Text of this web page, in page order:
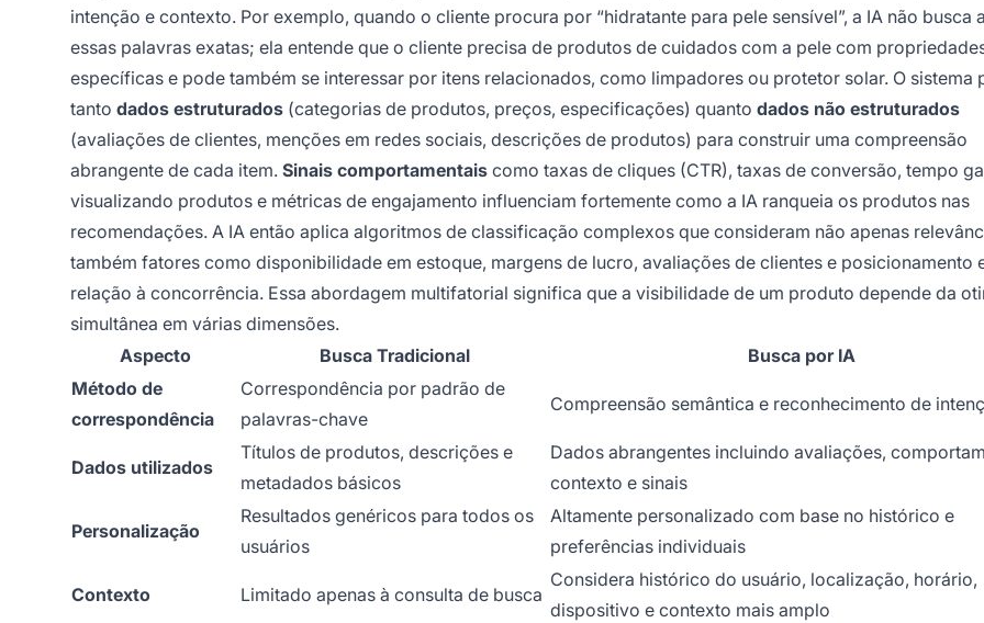
intenção e contexto. Por exemplo, quando o cliente procura por “hidratante para pele sensível”, a IA não busca
essas palavras exatas; ela entende que o cliente precisa de produtos de cuidados com a pele com
específicas e pode também se interessar por itens relacionados, como limpadores ou protetor solar. O sistema
tanto dados estruturados (categorias de produtos, preços, especificações) quanto dados não estruturados
(avaliações de clientes, menções em redes sociais, descrições de produtos) para construir uma compreensão
abrangente de cada item. Sinais comportamentais como taxas de cliques (CTR), taxas de conversão, tempo
visualizando produtos e métricas de engajamento influenciam fortemente como a IA ranqueia os produtos nas
recomendações. A IA então aplica algoritmos de classificação complexos que consideram não apenas
também fatores como disponibilidade em estoque, margens de lucro, avaliações de clientes e posicionamento
relação à concorrência. Essa abordagem multifatorial significa que a visibilidade de um produto depende da
simultânea em várias dimensões.
Aspecto
Busca Tradicional
Busca por IA
Método de
correspondência
Correspondência por padrão de
palavras-chave
Compreensão semântica e reconhecimento de
Dados utilizados
Títulos de produtos, descrições e
metadados básicos
Dados abrangentes incluindo avaliações,
contexto e sinais
Personalização
Resultados genéricos para todos os
usuários
Altamente personalizado com base no histórico e
preferências individuais
Contexto Limitado apenas à consulta de busca
Considera histórico do usuário, localização, horário,
dispositivo e contexto mais amplo